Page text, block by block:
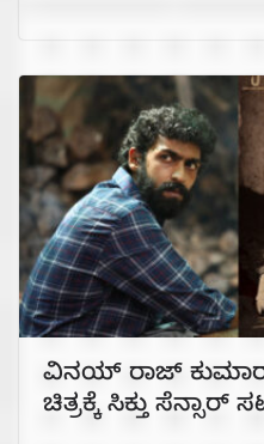
ವಿನಯ್ ರಾಜ್
ಚಿತ್ರಕ್ಕೆ ಸಿಕ್ತು ಸೆನ್ಸಾರ್